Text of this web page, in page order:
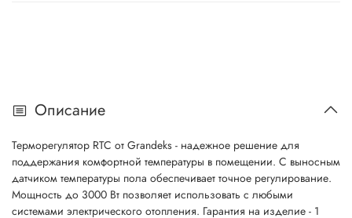
Описание
Терморегулятор RTC от Grandeks - надежное решение для
поддержания комфортной температуры в помещении. С выносным
датчиком температуры пола обеспечивает точное регулирование.
Мощность до 3000 Вт позволяет использовать с любыми
системами электрического отопления. Гарантия на изделие - 1